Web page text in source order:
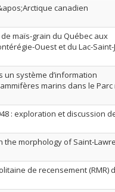
canadien
maïs-grain du Québec aux
Ouest et du Lac-Saint-
système d’information
marins dans le Parc
: exploration et discussion
the morphology of Saint-
de recensement (RMR)